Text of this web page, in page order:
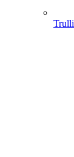
Trulli